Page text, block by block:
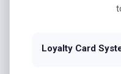
Market kartı sahipleri,
Loyalty Card